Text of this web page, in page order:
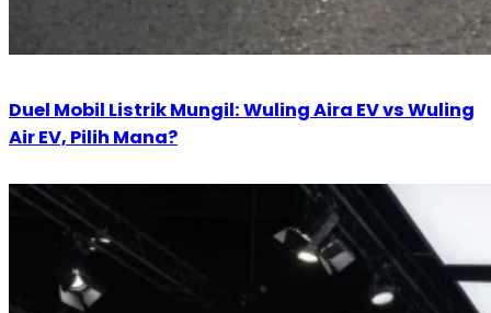
Duel Mobil Listrik Mungil: Wuling Aira EV vs Wuling
Air EV, Pilih Mana?